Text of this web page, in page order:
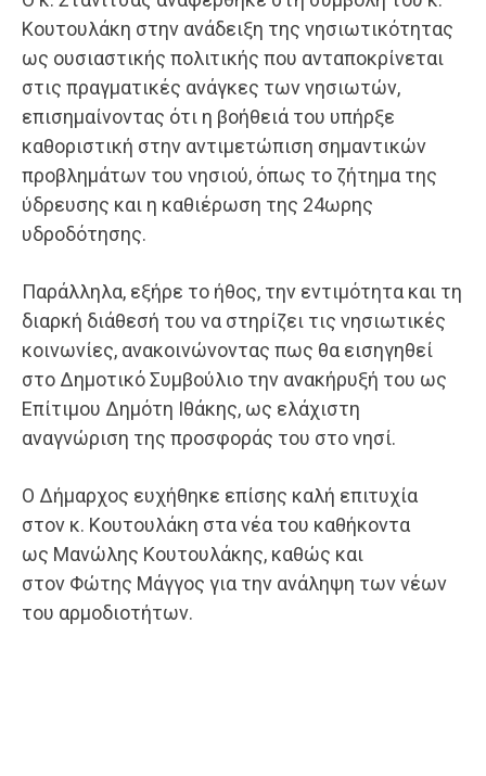
Κουτουλάκη στην ανάδειξη της νησιωτικότητας
ως ουσιαστικής πολιτικής που ανταποκρίνεται
στις πραγματικές ανάγκες των νησιωτών,
επισημαίνοντας ότι η βοήθειά του υπήρξε
καθοριστική στην αντιμετώπιση σημαντικών
προβλημάτων του νησιού, όπως το ζήτημα της
ύδρευσης και η καθιέρωση της 24ωρης
υδροδότησης.
Παράλληλα, εξήρε το ήθος, την εντιμότητα και τη
διαρκή διάθεσή του να στηρίζει τις νησιωτικές
κοινωνίες, ανακοινώνοντας πως θα εισηγηθεί
στο Δημοτικό Συμβούλιο την ανακήρυξή του ως
Επίτιμου Δημότη Ιθάκης, ως ελάχιστη
αναγνώριση της προσφοράς του στο νησί.
Ο Δήμαρχος ευχήθηκε επίσης καλή επιτυχία
στον κ. Κουτουλάκη στα νέα του καθήκοντα
ως Μανώλης Κουτουλάκης, καθώς και
στον Φώτης Μάγγος για την ανάληψη των νέων
του αρμοδιοτήτων.